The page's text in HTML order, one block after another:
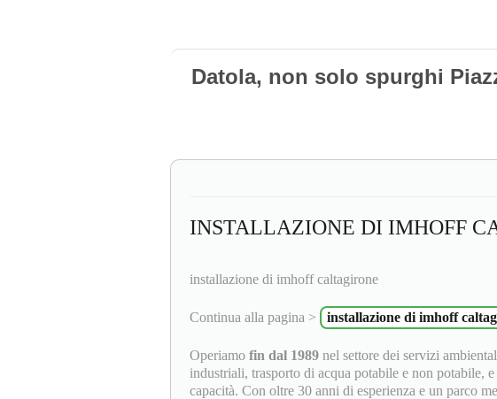
Datola, non solo spurghi
INSTALLAZIONE DI IMHOFF
installazione di imhoff caltagirone
Continua alla pagina > installazione di imhoff
Operiamo fin dal 1989 nel settore dei servizi
industriali, trasporto di acqua potabile e non potabile,
capacità. Con oltre 30 anni di esperienza e un parco